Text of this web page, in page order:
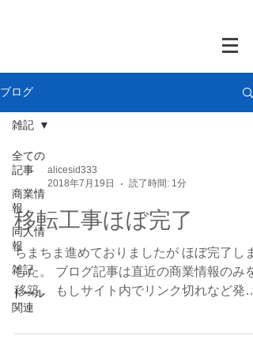
ブログ
全ての
記事
商業情
報
同人情
報
雑記
ドール
関連
雑記
alicesid333
2018年7月19日
読了時間: 1分
移転工事ほぼ完了
ちまちま進めておりましたが ほぼ完了しま
した。 ブログ記事は直近の商業情報のみを
移築。 もしサイト内でリンク切れなど発見
なさいましたら Contact内のフォームから